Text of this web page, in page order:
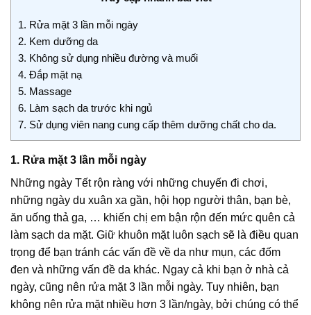
1. Rửa mặt 3 lần mỗi ngày
2. Kem dưỡng da
3. Không sử dụng nhiều đường và muối
4. Đắp mặt nạ
5. Massage
6. Làm sạch da trước khi ngủ
7. Sử dụng viên nang cung cấp thêm dưỡng chất cho da.
1. Rửa mặt 3 lần mỗi ngày
Những ngày Tết rộn ràng với những chuyến đi chơi,
những ngày du xuân xa gần, hội họp người thân, bạn bè,
ăn uống thả ga, … khiến chị em bận rộn đến mức quên cả
làm sạch da mặt. Giữ khuôn mặt luôn sạch sẽ là điều quan
trọng để bạn tránh các vấn đề về da như mụn, các đốm
đen và những vấn đề da khác. Ngay cả khi bạn ở nhà cả
ngày, cũng nên rửa mặt 3 lần mỗi ngày. Tuy nhiên, bạn
không nên rửa mặt nhiều hơn 3 lần/ngày, bởi chúng có thể